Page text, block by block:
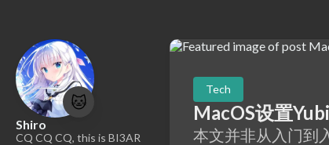
🐱
Shiro
CQ CQ CQ, this is BI3AR
Tech
MacOS设置
本文并非从入门到